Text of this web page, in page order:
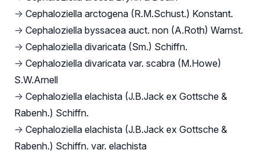
→ Cephaloziella arctogena (R.M.Schust.) Konstant.
→ Cephaloziella byssacea auct. non (A.Roth) Warnst.
→ Cephaloziella divaricata (Sm.) Schiffn.
→ Cephaloziella divaricata var. scabra (M.Howe)
S.W.Arnell
→ Cephaloziella elachista (J.B.Jack ex Gottsche &
Rabenh.) Schiffn.
→ Cephaloziella elachista (J.B.Jack ex Gottsche &
Rabenh.) Schiffn. var. elachista